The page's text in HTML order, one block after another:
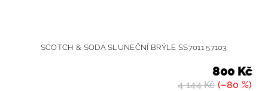
SCOTCH & SODA SLUNEČNÍ BRÝLE SS7011 57103
4 144 Kč(–80 %)
800 Kč